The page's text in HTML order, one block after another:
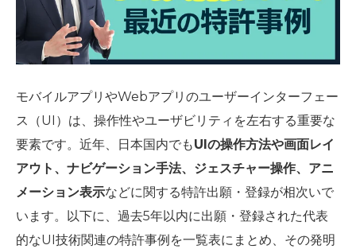
モバイルアプリやWebアプリのユーザーインターフェー
ス（UI）は、操作性やユーザビリティを左右する重要な
要素です。近年、日本国内でもUIの操作方法や画面レイ
アウト、ナビゲーション手法、ジェスチャー操作、アニ
メーション表示などに関する特許出願・登録が相次いで
います。以下に、過去5年以内に出願・登録された代表
的なUI技術関連の特許事例を一覧表にまとめ、その発明